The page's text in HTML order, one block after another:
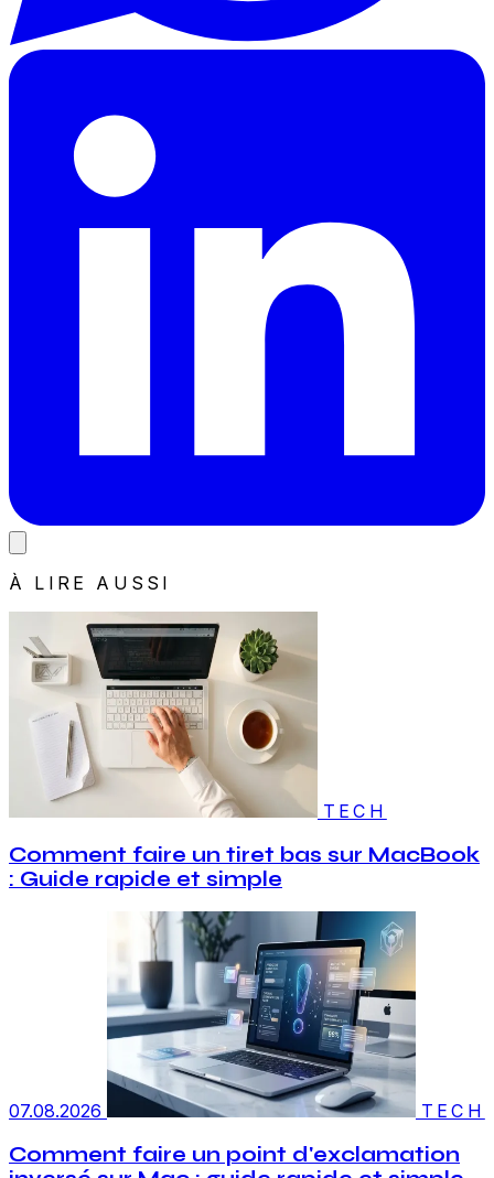
À LIRE AUSSI
TECH
Comment faire un tiret bas sur MacBook
: Guide rapide et simple
07.08.2026 TECH
Comment faire un point d'exclamation